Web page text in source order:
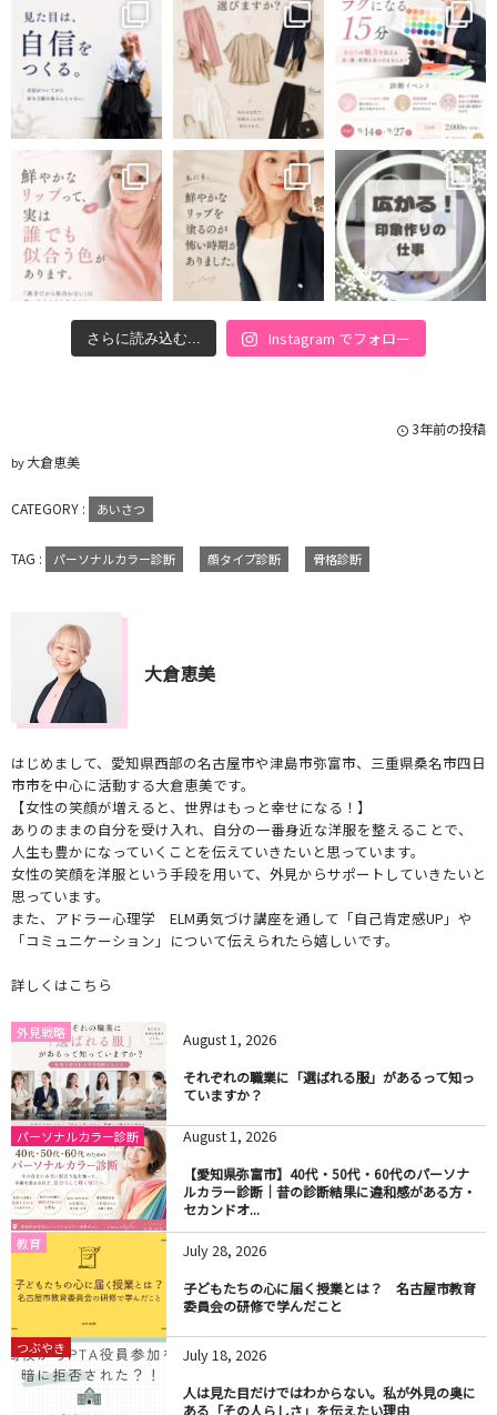
さらに読み込む... Instagram でフォロー
3年前の投稿
by大倉恵美
CATEGORY : あいさつ
TAG : パーソナルカラー診断 顔タイプ診断 骨格診断
大倉恵美
はじめまして、愛知県西部の名古屋市や津島市弥富市、三重県桑名市四日
市市を中心に活動する大倉恵美です。
【女性の笑顔が増えると、世界はもっと幸せになる！】
ありのままの自分を受け入れ、自分の一番身近な洋服を整えることで、
人生も豊かになっていくことを伝えていきたいと思っています。
女性の笑顔を洋服という手段を用いて、外見からサポートしていきたいと
思っています。
また、アドラー心理学 ELM勇気づけ講座を通して「自己肯定感UP」や
「コミュニケーション」について伝えられたら嬉しいです。
詳しくはこちら
外見戦略 August1, 2026
それぞれの職業に「選ばれる服」があるって知っ
ていますか？
パーソナルカラー診断 August1, 2026
【愛知県弥富市】40代・50代・60代のパーソナ
ルカラー診断｜昔の診断結果に違和感がある方・
セカンドオ...
教育 July28, 2026
子どもたちの心に届く授業とは？ 名古屋市教育
委員会の研修で学んだこと
つぶやき July18, 2026
人は見た目だけではわからない。私が外見の奥に
ある「その人らしさ」を伝えたい理由